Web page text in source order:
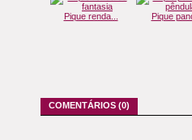
Pique renda... Pique
COMENTÁRIOS (0)